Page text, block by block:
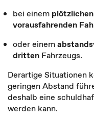
bei einem
vorausfahrenden
oder einem
dritten Fahrzeugs.
Derartige Situationen
geringen Abstand
deshalb eine
werden kann.